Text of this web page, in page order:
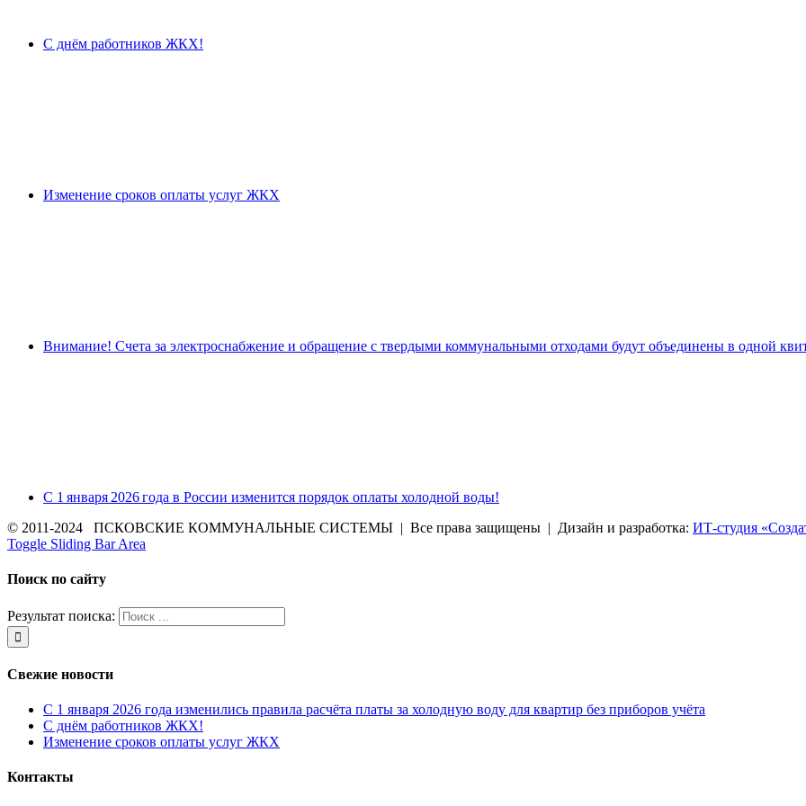
С днём работников ЖКХ!
Изменение сроков оплаты услуг ЖКХ
Внимание! Счета за электроснабжение и обращение с твердыми коммунальными отходами будут объединены в одной
С 1 января 2026 года в России изменится порядок оплаты холодной воды!
© 2011-2024 ПСКОВСКИЕ КОММУНАЛЬНЫЕ СИСТЕМЫ | Все права защищены | Дизайн и разработка: ИТ-студия
Toggle Sliding Bar Area
Поиск по сайту
Результат поиска:
Свежие новости
С 1 января 2026 года изменились правила расчёта платы за холодную воду для квартир без приборов учёта
С днём работников ЖКХ!
Изменение сроков оплаты услуг ЖКХ
Контакты